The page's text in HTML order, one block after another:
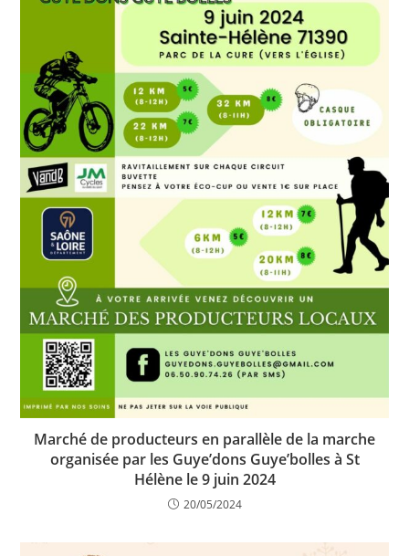
Marché de producteurs en parallèle de la marche
organisée par les Guye’dons Guye’bolles à St
Hélène le 9 juin 2024
20/05/2024